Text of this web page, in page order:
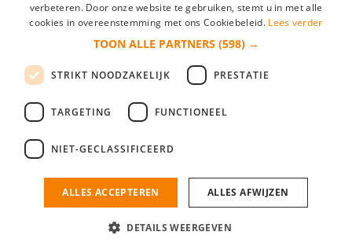
*
login gegevens onthouden
login
Bedrijf aanmelden
nieuwe collega/werknemer zo gevonden!
verbeteren. Door onze website te gebruiken, stemt u in met alle
cookies in overeenstemming met ons Cookiebeleid. Lees verder
TOON ALLE PARTNERS (598) →
STRIKT NOODZAKELIJK PRESTATIE
TARGETING FUNCTIONEEL
NIET-GECLASSIFICEERD
ALLES ACCEPTEREN ALLES AFWIJZEN
DETAILS WEERGEVEN